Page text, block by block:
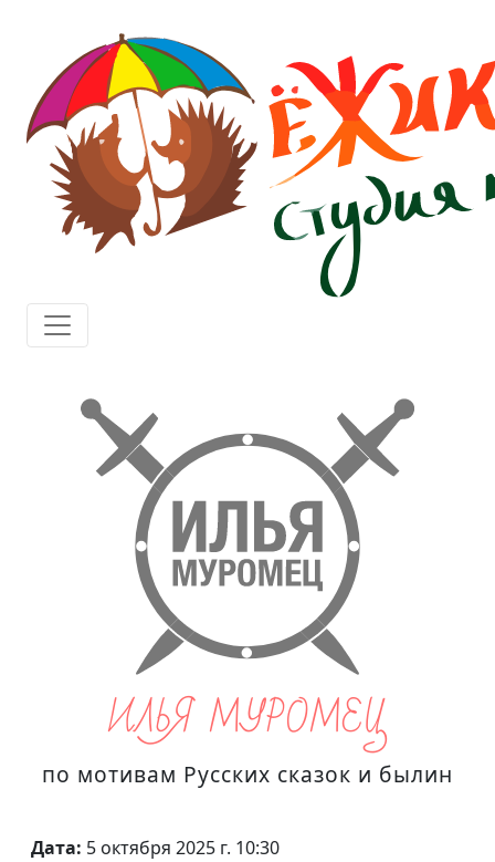
ИЛЬЯ МУРОМЕЦ
по мотивам Русских сказок и былин
Дата: 5 октября 2025 г. 10:30